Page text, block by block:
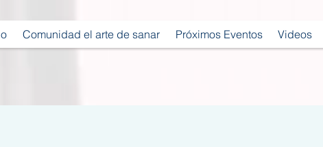
Comunidad el arte de sanar Próximos Eventos Videos